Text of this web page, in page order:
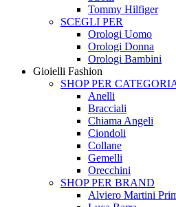
Tommy Hilfiger
SCEGLI PER
Orologi Uomo
Orologi Donna
Orologi Bambini
Gioielli Fashion
SHOP PER
Anelli
Bracciali
Chiama Angeli
Ciondoli
Collane
Gemelli
Orecchini
SHOP PER BRAND
Alviero Martini